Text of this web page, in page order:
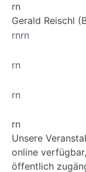
rn
Gerald Reischl
rnrn
rn
rn
rn
Unsere
online
öffentlich